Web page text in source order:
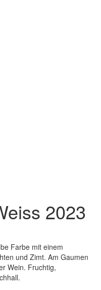
2023
Farbe mit einem
und Zimt. Am Gaumen
Wein. Fruchtig,